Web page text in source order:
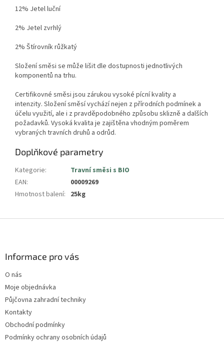
12% Jetel luční
2% Jetel zvrhlý
2% Štírovník růžkatý
Složení směsi se může lišit dle dostupnosti jednotlivých
komponentů na trhu.
Certifikovné směsi jsou zárukou vysoké pícní kvality a
intenzity. Složení směsí vychází nejen z přírodních podmínek a
účelu využití, ale i z pravděpodobného způsobu sklizně a dalších
požadavků. Vysoká kvalita je zajištěna vhodným poměrem
vybraných travních druhů a odrůd.
Doplňkové parametry
Kategorie:
Travní směsi s BIO
EAN:
00009269
Hmotnost balení: 25kg
Informace pro vás
O nás
Moje objednávka
Půjčovna zahradní techniky
Kontakty
Obchodní podmínky
Podmínky ochrany osobních údajů